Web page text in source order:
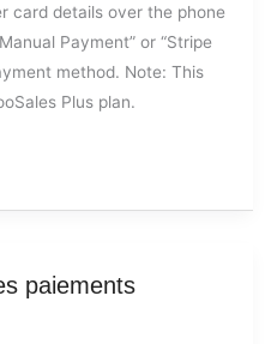
card details over the phone
Payment” or “Stripe
method. Note: This
Plus plan.
paiements